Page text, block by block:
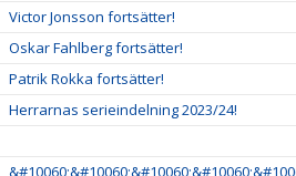
Victor Jonsson fortsätter!
Oskar Fahlberg fortsätter!
Patrik Rokka fortsätter!
Herrarnas serieindelning 2023/24!